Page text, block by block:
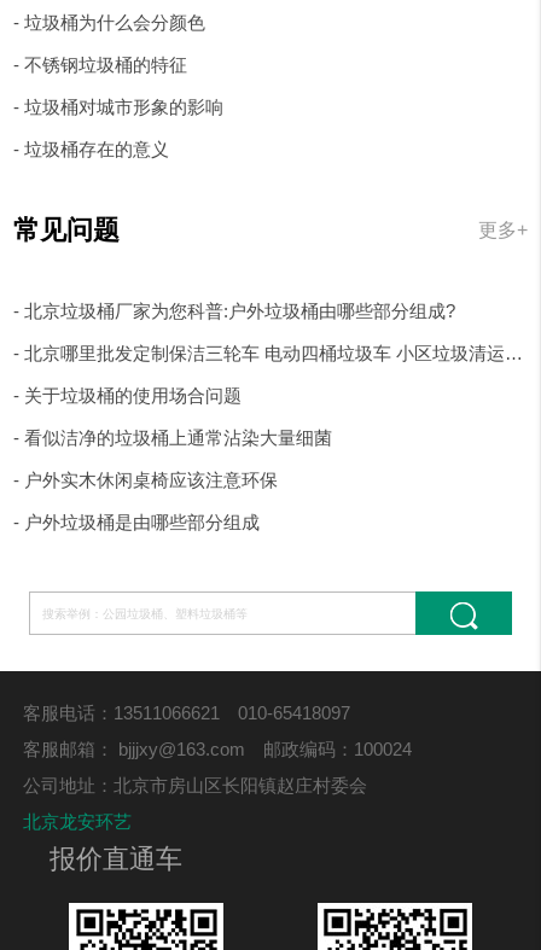
- 垃圾桶为什么会分颜色
- 不锈钢垃圾桶的特征
- 垃圾桶对城市形象的影响
- 垃圾桶存在的意义
常见问题 更多+
- 北京垃圾桶厂家为您科普:户外垃圾桶由哪些部分组成?
- 北京哪里批发定制保洁三轮车 电动四桶垃圾车 小区垃圾清运车?
- 关于垃圾桶的使用场合问题
- 看似洁净的垃圾桶上通常沾染大量细菌
- 户外实木休闲桌椅应该注意环保
- 户外垃圾桶是由哪些部分组成
客服电话：13511066621 010-65418097
客服邮箱： bjjjxy@163.com 邮政编码：100024
公司地址：北京市房山区长阳镇赵庄村委会
北京龙安环艺
报价直通车